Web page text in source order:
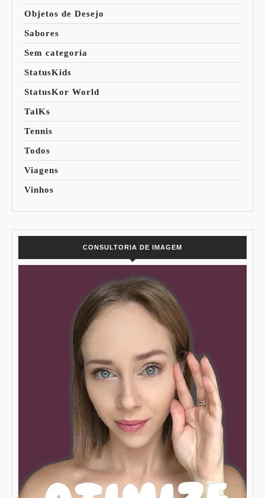
Objetos de Desejo
Sabores
Sem categoria
StatusKids
StatusKor World
TalKs
Tennis
Todos
Viagens
Vinhos
CONSULTORIA DE IMAGEM